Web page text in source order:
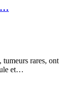
tumeurs rares, ont
et…